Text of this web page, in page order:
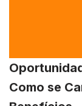
Como se